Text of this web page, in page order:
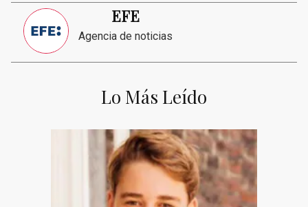
EFE
Agencia de noticias
Lo Más Leído